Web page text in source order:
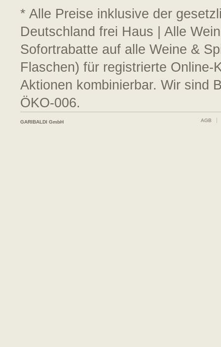
* Alle Preise inklusive der
Deutschland frei Haus | Alle
Sofortrabatte auf alle Weine &
Flaschen) für registrierte
Aktionen kombinierbar. Wir sind
ÖKO-006.
GARIBALDI GmbH AGB